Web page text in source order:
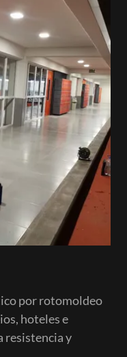
por rotomoldeo
hoteles e
resistencia y